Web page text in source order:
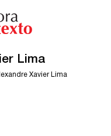
Lima
Xavier Lima